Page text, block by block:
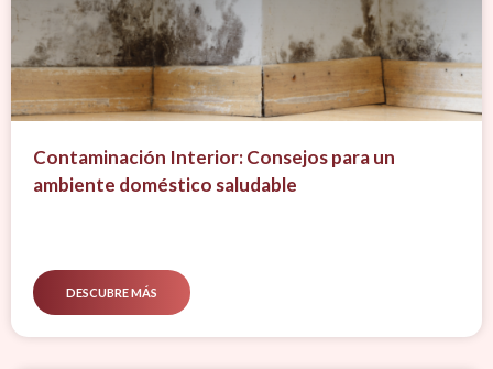
Contaminación Interior: Consejos para un
ambiente doméstico saludable
DESCUBRE MÁS